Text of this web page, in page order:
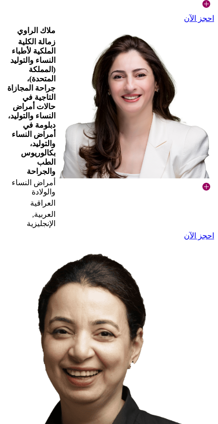
احجز الآن
ملاك الراوي
زمالة الكلية
الملكية لأطباء
النساء والتوليد
(المملكة
المتحدة)،
جراحة المجازاة
التاجية في
حالات أمراض
النساء والتوليد،
دبلومة في
أمراض النساء
والتوليد،
بكالوريوس
الطب
والجراحة
أمراض النساء
والولادة
العراقية
العربية,
الإنجليزية
احجز الآن